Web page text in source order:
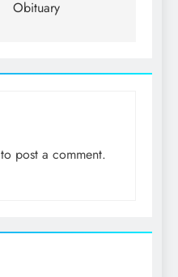
Obituary
to post a comment.